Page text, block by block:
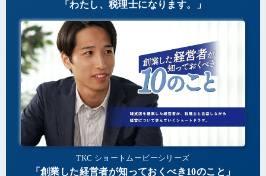
「わたし、税理士になります。」
TKC ショートムービーシリーズ
「創業した経営者が知っておくべき10のこと」